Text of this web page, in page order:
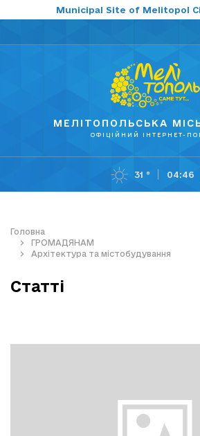
Municipal Site of Melitopol
МЕЛІТОПОЛЬСЬКА
ОФІЦІЙНИЙ ІНТЕРНЕТ-
31 ° 04:46
Головна
ГРОМАДЯНАМ
Архітектура та містобудування
Статті